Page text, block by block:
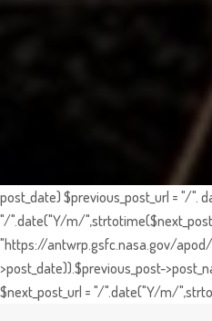
post_date) $previous_post_url = "/".
"/".date("Y/m/",strtotime($next_post-
"https://antwrp.gsfc.nasa.gov/apod/
>post_date)).$previous_post-
$next_post_url = "/".date("Y/m/